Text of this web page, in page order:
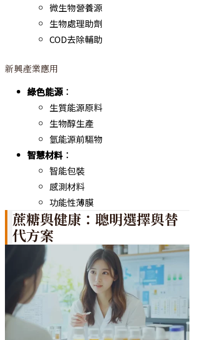
微生物營養源
生物處理助劑
COD去除輔助
新興產業應用
綠色能源：
生質能源原料
生物醇生產
氫能源前驅物
智慧材料 ：
智能包裝
感測材料
功能性薄膜
蔗糖與健康：聰明選擇與替
代方案